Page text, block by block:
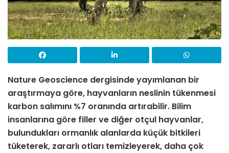
Nature Geoscience dergisinde yayımlanan bir
araştırmaya göre, hayvanların neslinin tükenmesi
karbon salımını %7 oranında artırabilir. Bilim
insanlarına göre filler ve diğer otçul hayvanlar,
bulundukları ormanlık alanlarda küçük bitkileri
tüketerek, zararlı otları temizleyerek, daha çok